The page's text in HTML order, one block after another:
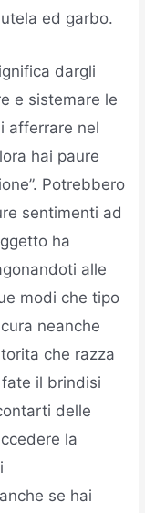
ed garbo.
dargli
e sistemare le
afferrare nel
hai paure
Potrebbero
sentimenti ad
ha
alle
modi che tipo
neanche
che razza
il brindisi
delle
la
se hai